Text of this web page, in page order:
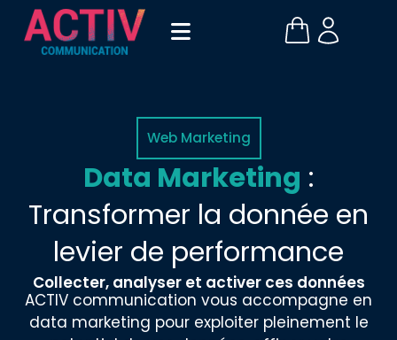
Web Marketing
Data Marketing :
Transformer la donnée en
levier de performance
Collecter, analyser et activer ces données
ACTIV communication vous accompagne en
data marketing pour exploiter pleinement le